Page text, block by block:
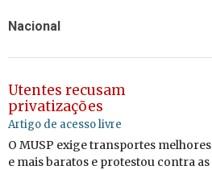
Nacional
Utentes recusam
privatizações
Artigo de acesso livre
O MUSP exige transportes melhores
e mais baratos e protestou contra as